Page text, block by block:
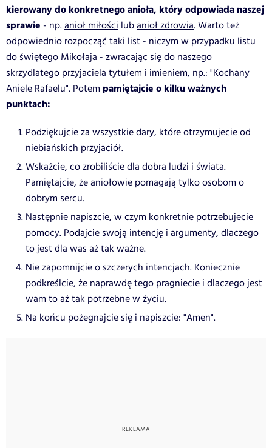
kierowany do konkretnego anioła, który odpowiada naszej
sprawie - np.anioł miłości lubanioł zdrowia.Warto też
odpowiednio rozpocząć taki list - niczym w przypadku listu
do świętego Mikołaja - zwracając się do naszego
skrzydlatego przyjaciela tytułem i imieniem, np.: "Kochany
Aniele Rafaelu". Potem pamiętajcie o kilku ważnych
punktach:
Podziękujcie za wszystkie dary, które otrzymujecie od
niebiańskich przyjaciół.
Wskażcie, co zrobiliście dla dobra ludzi i świata.
Pamiętajcie, że aniołowie pomagają tylko osobom o
dobrym sercu.
Następnie napiszcie, w czym konkretnie potrzebujecie
pomocy. Podajcie swoją intencję i argumenty, dlaczego
to jest dla was aż tak ważne.
Nie zapomnijcie o szczerych intencjach. Koniecznie
podkreślcie, że naprawdę tego pragniecie i dlaczego jest
wam to aż tak potrzebne w życiu.
Na końcu pożegnajcie się i napiszcie: "Amen".